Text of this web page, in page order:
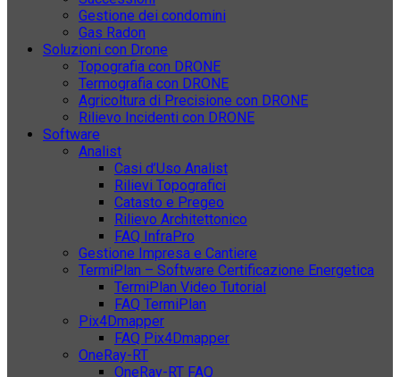
Gestione dei condomini
Gas Radon
Soluzioni con Drone
Topografia con DRONE
Termografia con DRONE
Agricoltura di Precisione con DRONE
Rilievo Incidenti con DRONE
Software
Analist
Casi d’Uso Analist
Rilievi Topografici
Catasto e Pregeo
Rilievo Architettonico
FAQ InfraPro
Gestione Impresa e Cantiere
TermiPlan – Software Certificazione Energetica
TermiPlan Video Tutorial
FAQ TermiPlan
Pix4Dmapper
FAQ Pix4Dmapper
OneRay-RT
OneRay-RT FAQ